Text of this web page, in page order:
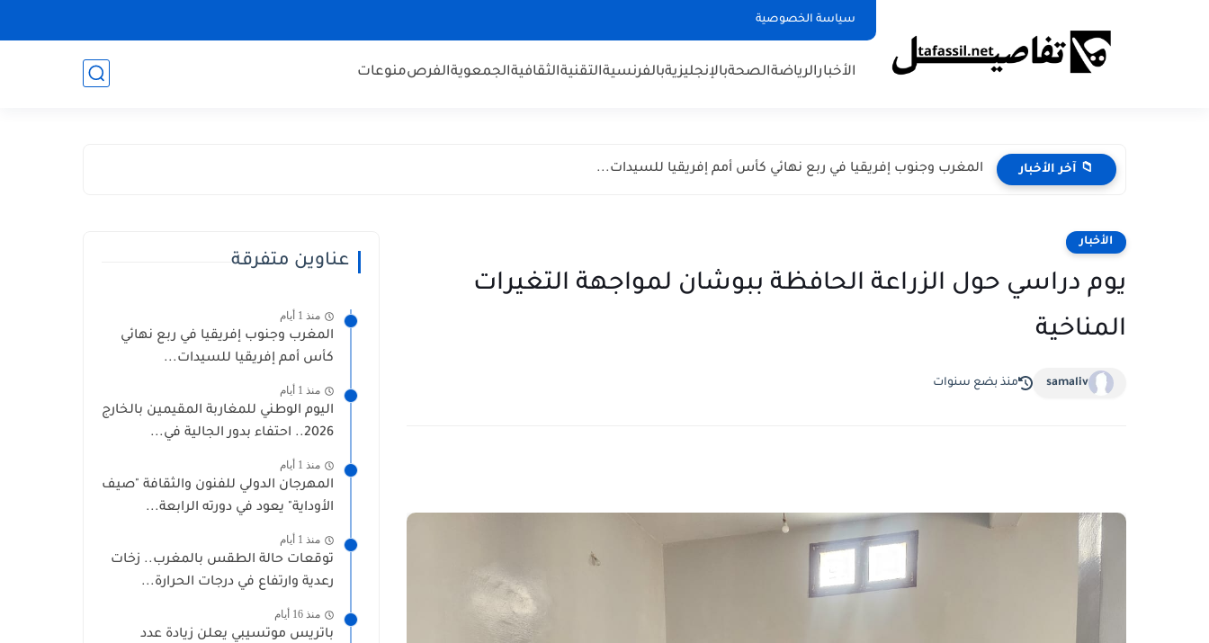
سياسة الخصوصية
الأخبارالرياضةالصحةبالإنجليزيةبالفرنسيةالتقنيةالثقافيةالجمعويةالفرصمنوعات
📁 آخر الأخبار المغرب وجنوب إفريقيا في ربع نهائي كأس أمم إفريقيا للسيدات...
الأخبار
يوم دراسي حول الزراعة الحافظة ببوشان لمواجهة التغيرات
المناخية
samaliv منذ بضع سنوات
عناوين متفرقة
منذ 1 أيام
المغرب وجنوب إفريقيا في ربع نهائي
كأس أمم إفريقيا للسيدات...
منذ 1 أيام
اليوم الوطني للمغاربة المقيمين بالخارج
2026.. احتفاء بدور الجالية في...
منذ 1 أيام
المهرجان الدولي للفنون والثقافة "صيف
الأوداية" يعود في دورته الرابعة...
منذ 1 أيام
توقعات حالة الطقس بالمغرب.. زخات
رعدية وارتفاع في درجات الحرارة...
منذ 16 أيام
باتريس موتسيبي يعلن زيادة عدد